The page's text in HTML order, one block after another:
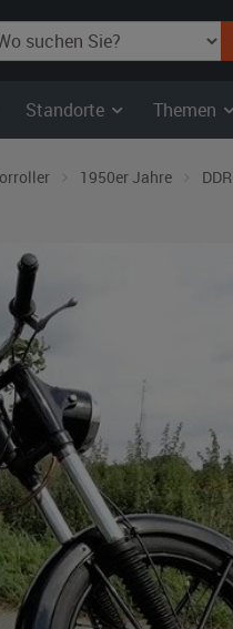
Standorte Themen
1950er Jahre DDR